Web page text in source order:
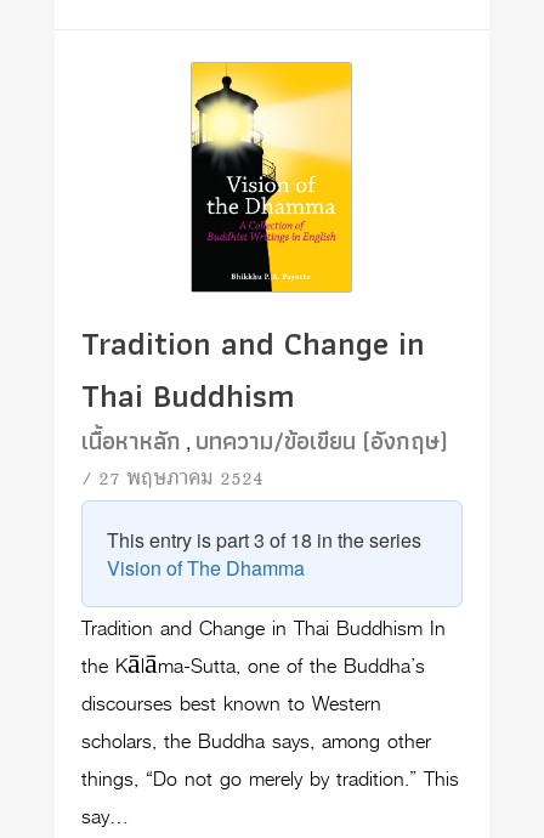
Tradition and Change in
Thai Buddhism
เนื้อหาหลัก , บทความ/ข้อเขียน (อังกฤษ)
/ 27 พฤษภาคม 2524
This entry is part 3 of 18 in the series
Vision of The Dhamma
Tradition and Change in Thai Buddhism In
the Kālāma-Sutta, one of the Buddha’s
discourses best known to Western
scholars, the Buddha says, among other
things, “Do not go merely by tradition.” This
say…